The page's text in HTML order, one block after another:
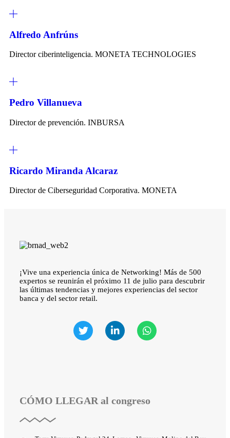
Alfredo Anfrúns
Director ciberinteligencia. MONETA TECHNOLOGIES
Pedro Villanueva
Director de prevención. INBURSA
Ricardo Miranda Alcaraz
Director de Ciberseguridad Corporativa. MONETA
¡Vive una experiencia única de Networking! Más de 500
expertos se reunirán el próximo 11 de julio para descubrir
las últimas tendencias y mejores experiencias del sector
banca y del sector retail.
CÓMO LLEGAR al congreso